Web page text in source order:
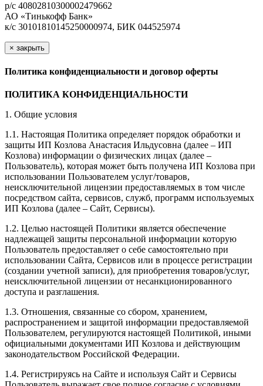
р/с 40802810300002479662
АО «Тинькофф Банк»
к/с 30101810145250000974, БИК 044525974
× закрыть
Политика конфиденциальности и договор оферты
ПОЛИТИКА КОНФИДЕНЦИАЛЬНОСТИ
1. Общие условия
1.1. Настоящая Политика определяет порядок обработки и
защиты ИП Козлова Анастасия Ильдусовна (далее – ИП
Козлова) информации о физических лицах (далее –
Пользователь), которая может быть получена ИП Козлова при
использовании Пользователем услуг/товаров,
неисключительной лицензии предоставляемых в том числе
посредством сайта, сервисов, служб, программ используемых
ИП Козлова (далее – Сайт, Сервисы).
1.2. Целью настоящей Политики является обеспечение
надлежащей защиты персональной информации которую
Пользователь предоставляет о себе самостоятельно при
использовании Сайта, Сервисов или в процессе регистрации
(создании учетной записи), для приобретения товаров/услуг,
неисключительной лицензии от несанкционированного
доступа и разглашения.
1.3. Отношения, связанные со сбором, хранением,
распространением и защитой информации предоставляемой
Пользователем, регулируются настоящей Политикой, иными
официальными документами ИП Козловa и действующим
законодательством Российской Федерации.
1.4. Регистрируясь на Сайте и используя Сайт и Сервисы